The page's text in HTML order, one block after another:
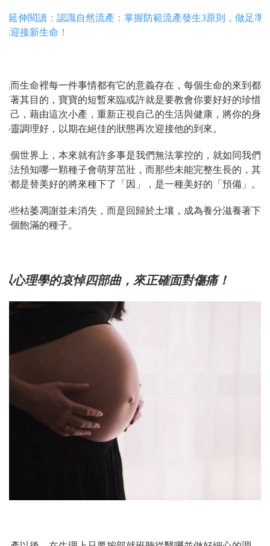
> 延伸閱讀：認識自然流產：掌握防範流產發生3原則，做足準
備迎接新生命！
然而生命裡每一件事情都有它的意義存在，每個生命的來到都
有著其目的，寶寶的短暫來臨或許就是要教會你要好好的珍惜
自己，藉由這次小產，重新正視自己的生活與健康，將你的身
心靈調理好，以期在絕佳的狀態再次迎接他的到來。
這個世界上，本來就有許多事是我們無法掌控的，就如同我們
無法預知哪一顆種子會萌芽茁壯，而那些未能完整生長的，其
實都是替美好的將來種下了「因」，是一種美好的「預備」。
那些枯萎凋謝並未消失，而是回歸於土壤，成為養分滋養著下
一個飽滿的種子。
以心理學的哀悼四部曲，來正確面對傷痛！